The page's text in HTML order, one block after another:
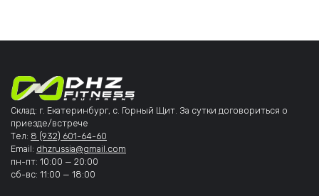
Склад: г. Екатеринбург, с. Горный Щит. За сутки договориться о
приезде/встрече
Тел: 8 (932) 601-64-60
Email: dhzrussia@gmail.com
пн-пт: 10:00 — 20:00
сб-вс: 11:00 — 18:00